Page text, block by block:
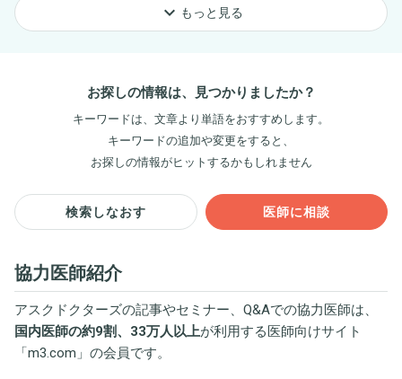
keyboard_arrow_down もっと見る
お探しの情報は、見つかりましたか？
キーワードは、文章より単語をおすすめします。
キーワードの追加や変更をすると、
お探しの情報がヒットするかもしれません
検索しなおす 医師に相談
協力医師紹介
アスクドクターズの記事やセミナー、Q&Aでの協力医師は、
国内医師の約9割、33万人以上が利用する医師向けサイト
「m3.com 」の会員です。